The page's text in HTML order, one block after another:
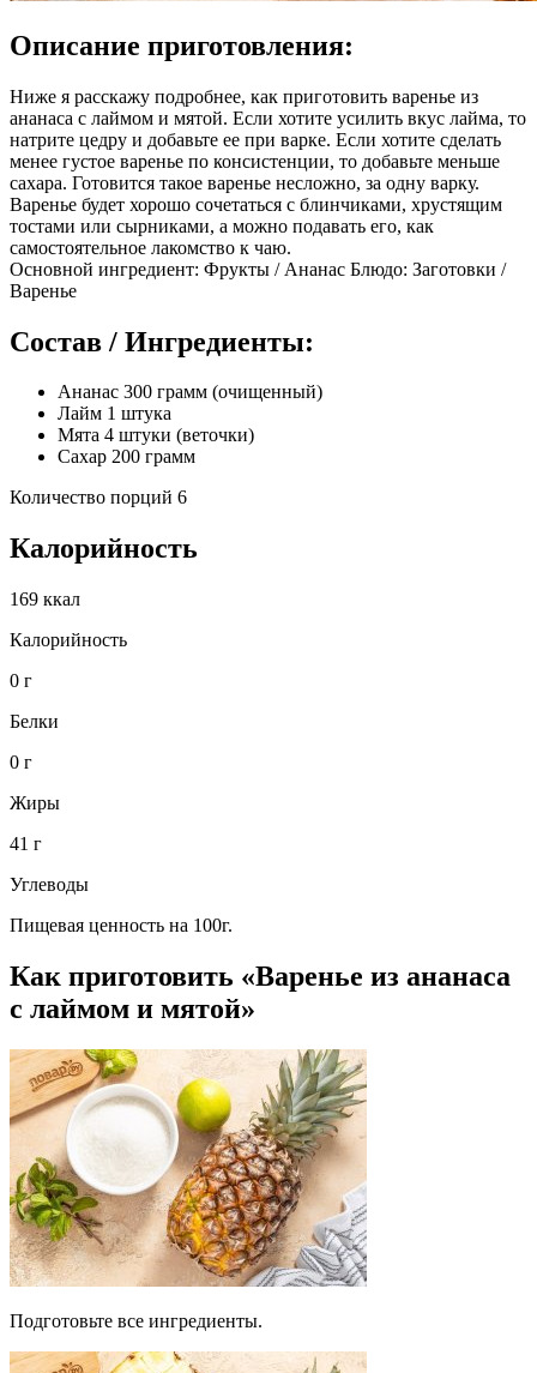
Описание приготовления:
Ниже я расскажу подробнее, как приготовить варенье из
ананаса с лаймом и мятой. Если хотите усилить вкус лайма, то
натрите цедру и добавьте ее при варке. Если хотите сделать
менее густое варенье по консистенции, то добавьте меньше
сахара. Готовится такое варенье несложно, за одну варку.
Варенье будет хорошо сочетаться с блинчиками, хрустящим
тостами или сырниками, а можно подавать его, как
самостоятельное лакомство к чаю.
Основной ингредиент: Фрукты / Ананас Блюдо: Заготовки /
Варенье
Состав / Ингредиенты:
Ананас 300 грамм (очищенный)
Лайм 1 штука
Мята 4 штуки (веточки)
Сахар 200 грамм
Количество порций 6
Калорийность
169 ккал
Калорийность
0 г
Белки
0 г
Жиры
41 г
Углеводы
Пищевая ценность на 100г.
Как приготовить «Варенье из ананаса
с лаймом и мятой»
Подготовьте все ингредиенты.